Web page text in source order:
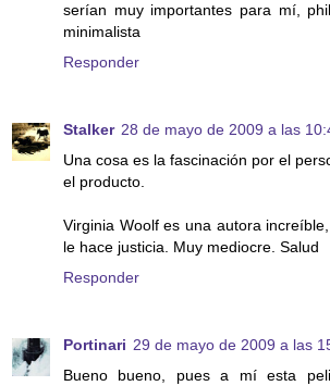
serían muy importantes para mí,
minimalista
Responder
Stalker 28 de mayo de 2009 a las
Una cosa es la fascinación por el
el producto.
Virginia Woolf es una autora
le hace justicia. Muy mediocre. Salud
Responder
Portinari 29 de mayo de 2009 a las
Bueno bueno, pues a mí esta